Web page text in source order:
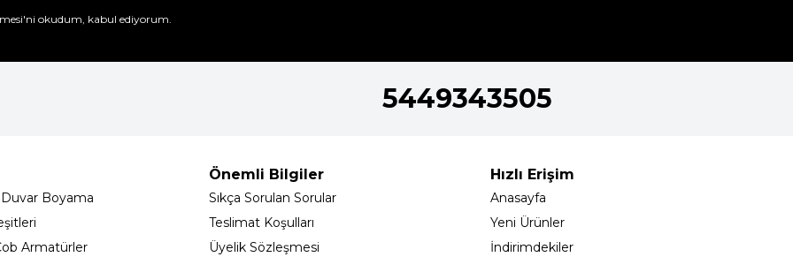
okudum, kabul ediyorum.
5449343505
Boyama
Armatürler
Önemli Bilgiler
Sıkça Sorulan Sorular
Teslimat Koşulları
Üyelik Sözleşmesi
Hızlı Erişim
Anasayfa
Yeni Ürünler
İndirimdekiler